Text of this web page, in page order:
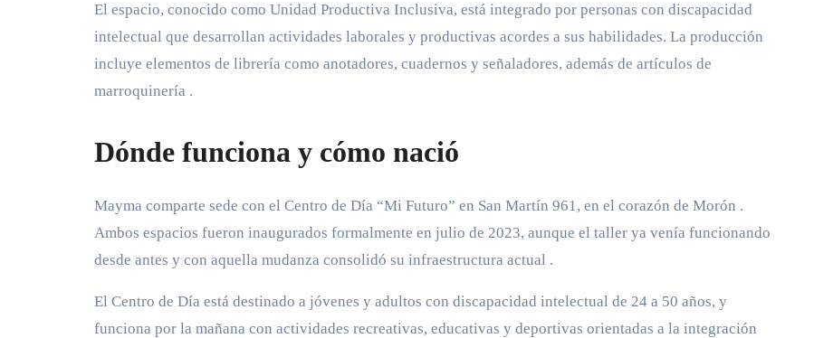
El espacio, conocido como Unidad Productiva Inclusiva, está integrado por personas con discapacidad
intelectual que desarrollan actividades laborales y productivas acordes a sus habilidades. La producción
incluye elementos de librería como anotadores, cuadernos y señaladores, además de artículos de
marroquinería .
Dónde funciona y cómo nació
Mayma comparte sede con el Centro de Día “Mi Futuro” en San Martín 961, en el corazón de Morón .
Ambos espacios fueron inaugurados formalmente en julio de 2023, aunque el taller ya venía funcionando
desde antes y con aquella mudanza consolidó su infraestructura actual .
El Centro de Día está destinado a jóvenes y adultos con discapacidad intelectual de 24 a 50 años, y
funciona por la mañana con actividades recreativas, educativas y deportivas orientadas a la integración